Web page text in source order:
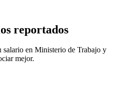
reportados
salario en Ministerio de Trabajo y
mejor.